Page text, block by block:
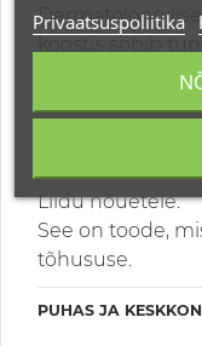
VÕLUVAD VEGAN
Valmistatud
loomadel
Liidu nõuetele.
See on toode,
tõhususe.
PUHAS JA
Privaatsuspoliitika